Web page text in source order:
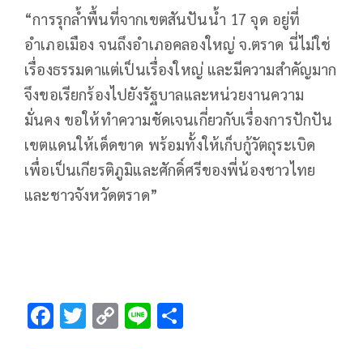
“การรุกล้ำพื้นที่จากเขตสันปันน้ำ 17 จุด อยู่ที่
อำเภอเมือง จนถึงอำเภอคลองใหญ่ จ.ตราด นี่ไม่ใช่
เรื่องธรรมดาแต่เป็นเรื่องใหญ่ และมีความสำคัญมาก
จึงขอเรียกร้องไปยังรัฐบาลและหน่วยงานความ
มั่นคง ขอให้ทำความชัดเจนเกี่ยวกับเรื่องการปักปัน
เขตแดนให้เด็ดขาด พร้อมทั้งให้เก็บกู้วัตถุระเบิด
เพื่อเป็นเกียรติภูมิและศักดิ์ศรีของพี่น้องชาวไทย
และชาวจังหวัดตราด”
F T C Li